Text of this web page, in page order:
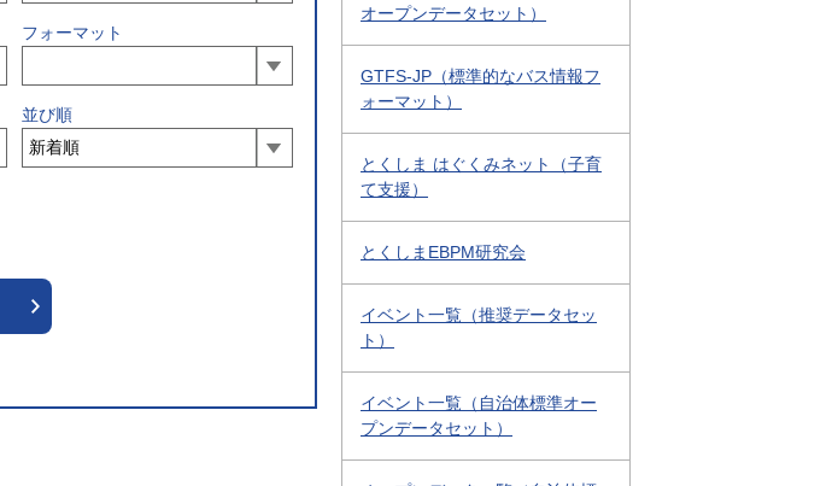
フォーマット
並び順
オープンデータセット）
GTFS-JP（標準的なバス情報フ
ォーマット）
とくしま はぐくみネット（子育
て支援）
とくしまEBPM研究会
イベント一覧（推奨データセッ
ト）
イベント一覧（自治体標準オー
プンデータセット）